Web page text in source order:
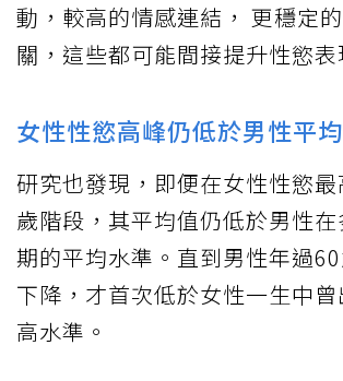
動，較高的情感連結， 更穩定
關，這些都可能間接提升性慾表
女性性慾高峰仍低於男性平
研究也發現，即便在女性性慾
歲階段，其平均值仍低於男性
期的平均水準。直到男性年過
下降，才首次低於女性一生中
高水準。